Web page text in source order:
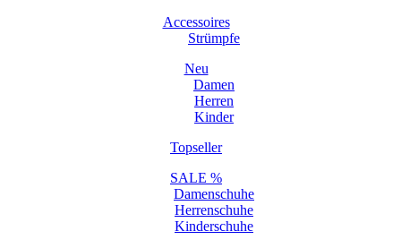
Accessoires
Strümpfe
Neu
Damen
Herren
Kinder
Topseller
SALE %
Damenschuhe
Herrenschuhe
Kinderschuhe